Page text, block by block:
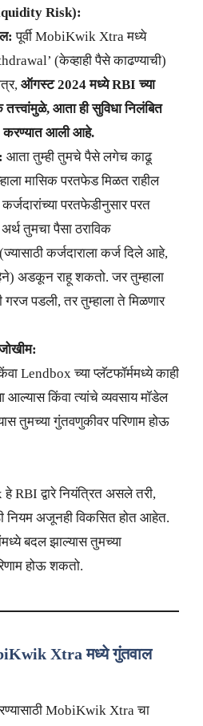
Risk):
पूर्वी MobiKwik Xtra मध्ये
(केव्हाही पैसे काढण्याची)
ऑगस्ट 2024 मध्ये RBI च्या
तत्त्वांमुळे, आता ही सुविधा निलंबित
करण्यात आली आहे.
आता तुम्ही तुमचे पैसे लगेच काढू
मासिक परतफेड मिळत राहील
परतफेडीनुसार परत
तुमचा पैसा ठराविक
कर्जदाराला कर्ज दिले आहे,
अडकून राहू शकतो. जर तुम्हाला
गरज पडली, तर तुम्हाला ते मिळणार
Lendbox च्या प्लॅटफॉर्ममध्ये काही
आल्यास किंवा त्यांचे व्यवसाय मॉडेल
तुमच्या गुंतवणुकीवर परिणाम होऊ
RBI द्वारे नियंत्रित असले तरी,
नियम अजूनही विकसित होत आहेत.
बदल झाल्यास तुमच्या
होऊ शकतो.
Xtra मध्ये गुंतवाल
MobiKwik Xtra चा